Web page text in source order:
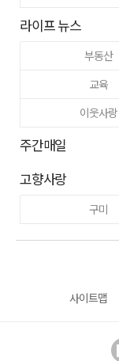
라이프 뉴스
부동산
교육
이웃사랑
주간매일
고향사랑
구미
사이트맵